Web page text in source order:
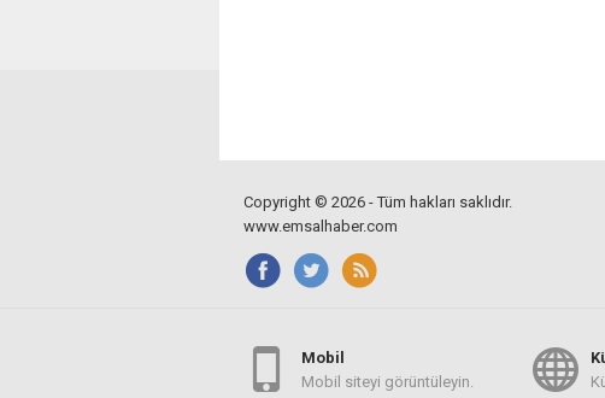
Copyright © 2026 - Tüm hakları saklıdır.
www.emsalhaber.com
Mobil
Mobil siteyi görüntüleyin.